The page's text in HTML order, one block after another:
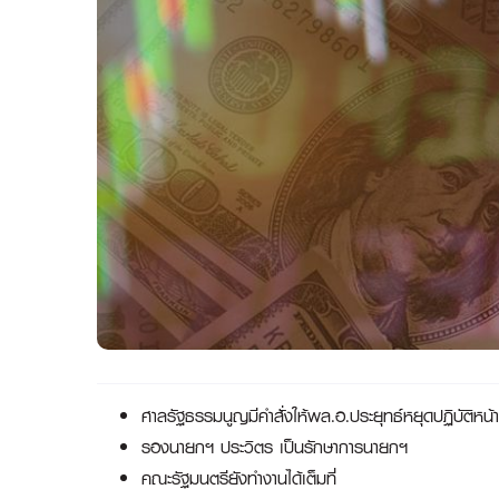
ศาลรัฐธรรมนูญมีคำสั่งให้พล.อ.ประยุทธ์หยุดปฏิบัติหน้
รองนายกฯ ประวิตร เป็นรักษาการนายกฯ
คณะรัฐมนตรียังทำงานได้เต็มที่